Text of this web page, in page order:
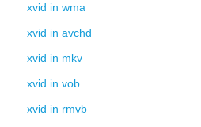
xvid in wma
xvid in avchd
xvid in mkv
xvid in vob
xvid in rmvb